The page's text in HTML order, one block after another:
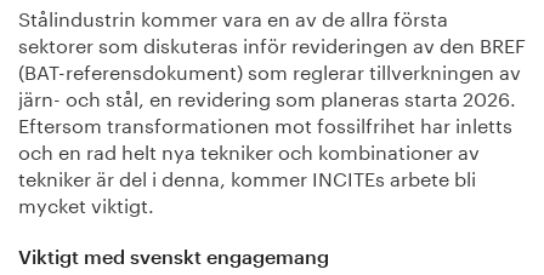
Stålindustrin kommer vara en av de allra första
sektorer som diskuteras inför revideringen av den BREF
(BAT-referensdokument) som reglerar tillverkningen av
järn- och stål, en revidering som planeras starta 2026.
Eftersom transformationen mot fossilfrihet har inletts
och en rad helt nya tekniker och kombinationer av
tekniker är del i denna, kommer INCITEs arbete bli
mycket viktigt.
Viktigt med svenskt engagemang